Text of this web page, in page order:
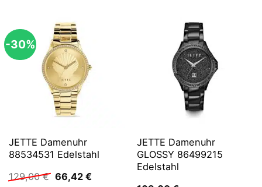
-30%
JETTE Damenuhr
88534531 Edelstahl
129,00€ Ursprünglicher
66,42 €Aktueller
JETTE Damenuhr
GLOSSY 86499215
Edelstahl